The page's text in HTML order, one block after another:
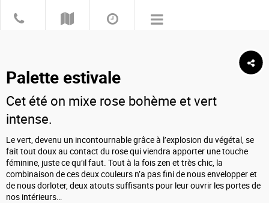
Palette estivale
Cet été on mixe rose bohème et vert
intense.
Le vert, devenu un incontournable grâce à l’explosion du végétal, se
fait tout doux au contact du rose qui viendra apporter une touche
féminine, juste ce qu’il faut. Tout à la fois zen et très chic, la
combinaison de ces deux couleurs n’a pas fini de nous envelopper et
de nous dorloter, deux atouts suffisants pour leur ouvrir les portes de
nos intérieurs…